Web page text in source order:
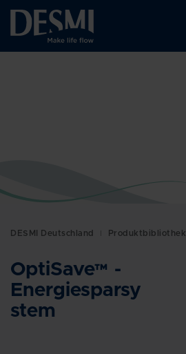
DESMI Deutschland Produktbibliothek
OptiSave™ -
Energiesparsy
stem